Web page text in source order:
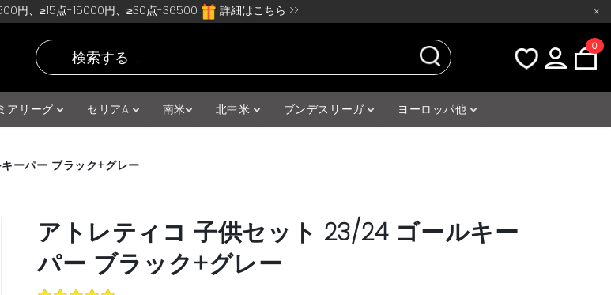
円、≥15点-15000円、≥30点-36500 詳細はこちら >> ×
0
アリーグ セリアA 南米 北中米 ブンデスリーガ ヨーロッパ他
ーパー ブラック+グレー
アトレティコ 子供セット 23/24 ゴールキー
パー ブラック+グレー